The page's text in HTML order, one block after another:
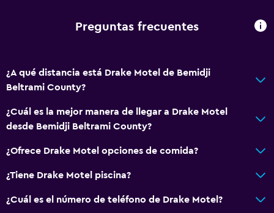
Preguntas frecuentes
¿A qué distancia está Drake Motel de Bemidji
Beltrami County?
¿Cuál es la mejor manera de llegar a Drake Motel
desde Bemidji Beltrami County?
¿Ofrece Drake Motel opciones de comida?
¿Tiene Drake Motel piscina?
¿Cuál es el número de teléfono de Drake Motel?